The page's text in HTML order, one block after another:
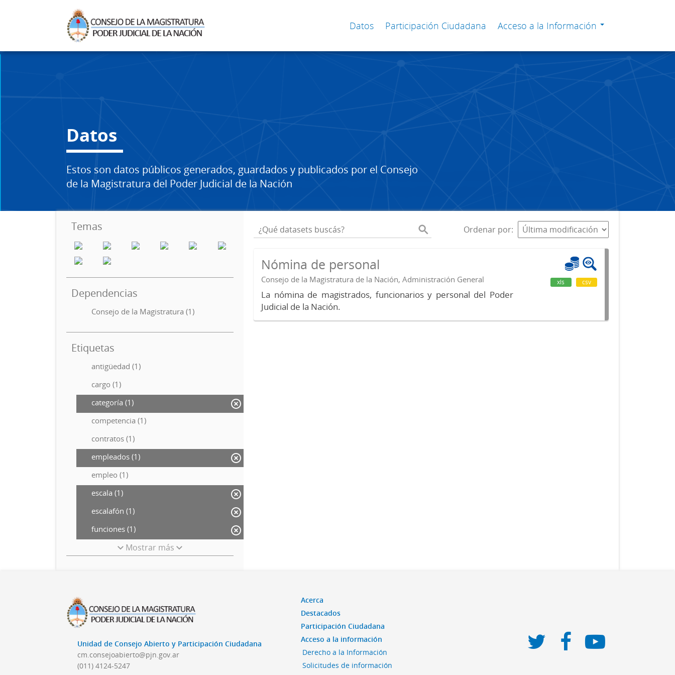
Datos Participación Ciudadana Acceso a la Información
Datos
Estos son datos públicos generados, guardados y publicados por el Consejo
de la Magistratura del Poder Judicial de la Nación
Temas
Dependencias
Consejo de la Magistratura (1)
Etiquetas
antigüedad (1)
cargo (1)
categoría (1)
competencia (1)
contratos (1)
empleados (1)
empleo (1)
escala (1)
escalafón (1)
funciones (1)
Mostrar más
Ordenar por
Nómina de personal
Consejo de la Magistratura de la Nación, Administración General
La nómina de magistrados, funcionarios y personal del Poder
Judicial de la Nación.
xls csv
Unidad de Consejo Abierto y Participación Ciudadana
cm.consejoabierto@pjn.gov.ar
(011) 4124-5247
Acerca
Destacados
Participación Ciudadana
Acceso a la información
Derecho a la Información
Solicitudes de información